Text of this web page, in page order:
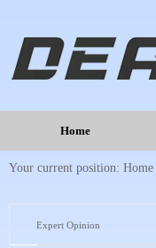
Home
Your current position: Home
Expert Opinion